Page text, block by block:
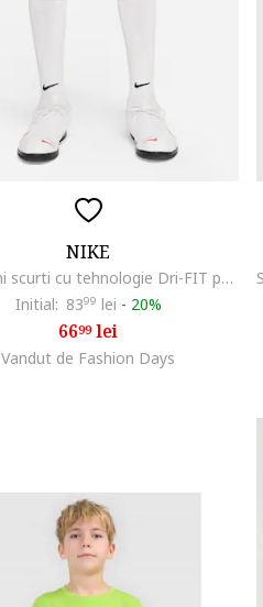
NIKE
Pantaloni scurti cu tehnologie Dri-FIT pentru fotbal Park III, Alb/Verde
Initial: 8399 lei - 20%
6699lei
Vandut de Fashion Days